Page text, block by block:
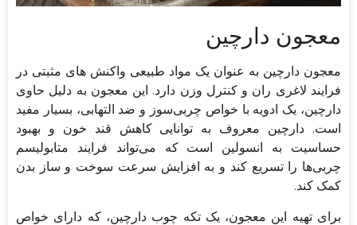
معجون دارچین
معجون دارچین به عنوان یک مواد طبیعی واکنش‌ های مثبتی در
فرایند لاغری ران و کنترل وزن دارد. این معجون به دلیل حاوی
دارچین، یک ادویه با خواص چربی‌سوز و ضد التهابی، بسیار مفید
است. دارچین معروف به توانایی کاهش قند خون و بهبود
حساسیت به انسولین است که می‌تواند فرایند متابولیسم
چربی‌ها را تسریع کند و به افزایش سرعت سوخت و ساز بدن
کمک کند.
برای تهیه این معجون، یک تکه چوب دارچین، که دارای خواص